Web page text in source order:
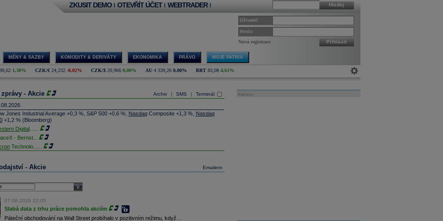
Hledej
ZKUSIT DEMO | OTEVŘÍT ÚČET | WEBTRADER |
Uživatel:
Heslo:
Nová registrace Přihlásit
MĚNY & SAZBY KOMODITY & DERIVÁTY EKONOMIKA PRÁVO MOJE PATRIA
1,30% CZK/€ 24,232 -0,02% CZK/$ 20,966 0,00% AU 4 339,26 0,00% BRT 83,08 4,61%
Archiv SMS Terminál
zprávy - Akcie
Jones Industrial Average +0,3 %, S&P 500 +0,6 %, NasdaqComposite +1,3 %, Nasdaq
+1,2 % (Bloomberg)
Digital......
- Bernst...
Technolo......
obchodů s akciemi na pražské burze za dnešní den je 0,831 mld. Kč. Průměrný objem
za poslední rok je 0,665 mld. Kč.
výroby balistických střel ATACMS ve spolupráci s americkou firmou
dobu potrvá. Agentuře Reuters to řekl generální ředitel německé zbrojovky
Papperger. Společná výroba s Lockheedem v Německu by podle něj mohla pomoci
arzenál Spojeným státům, které mají zvýšenou spotřebu střel kvůli válce s Íránem
Emailem
- Akcie
select
07.08.2026 22:05
Slabá data z trhu práce pomohla akciím
Páteční obchodování na Wall Street probíhalo v pozitivním režimu, když...
Reklama